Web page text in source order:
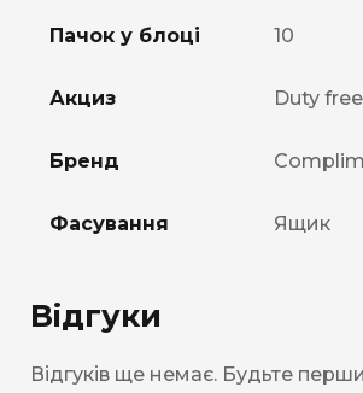
Пачок у блоці 10
Акциз Duty free
Бренд
Фасування Ящик
Відгуки
Відгуків ще немає. Будьте